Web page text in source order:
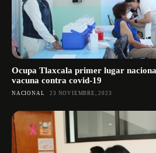
Ocupa Tlaxcala primer lugar
vacuna contra covid-19
NACIONAL 23 NOVIEMBRE, 2023